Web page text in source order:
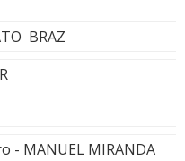
BRAZ
- MANUEL MIRANDA